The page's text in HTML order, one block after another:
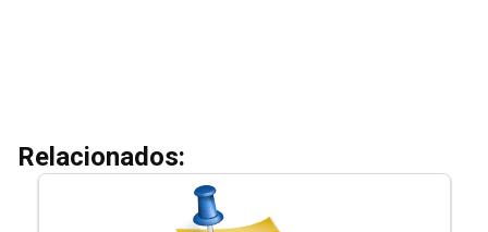
Relacionados: